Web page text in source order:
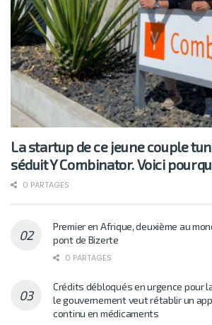
La startup de ce jeune couple
séduit Y Combinator. Voici
0 PARTAGES
Premier en Afrique, deuxième au
pont de Bizerte
0 PARTAGES
Crédits débloqués en urgence pour
le gouvernement veut rétablir un
continu en médicaments